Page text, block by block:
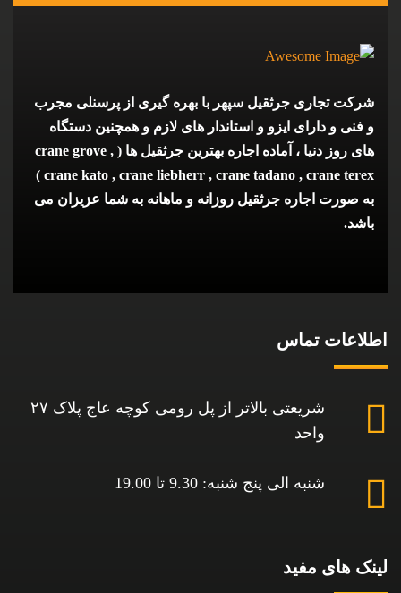
شرکت تجاری جرثقیل سپهر با بهره گیری از پرسنلی مجرب
و فنی و دارای ایزو و استاندار های لازم و همچنین دستگاه
های روز دنیا ، آماده اجاره بهترین جرثقیل ها ( crane grove ,
crane kato , crane liebherr , crane tadano , crane terex )
به صورت اجاره جرثقیل روزانه و ماهانه به شما عزیزان می
باشد.
اطلاعات تماس
شریعتی بالاتر از پل رومی کوچه عاج پلاک ۲۷
واحد
شنبه الی پنج شنبه: 9.30 تا 19.00
لینک های مفید